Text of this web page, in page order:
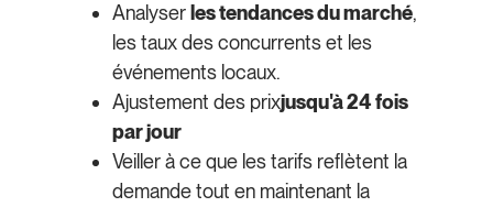
Analyser les tendances du marché,
les taux des concurrents et les
événements locaux.
Ajustement des prixjusqu'à 24 fois
par jour
Veiller à ce que les tarifs reflètent la
demande tout en maintenant la